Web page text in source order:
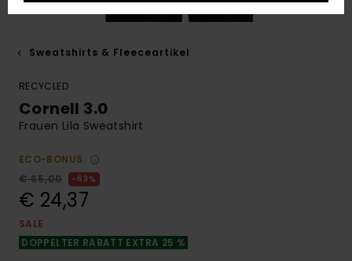
Sweatshirts & Fleeceartikel
RECYCLED
Cornell 3.0
Frauen Lila Sweatshirt
ECO-BONUS
€ 65,00
63%
€ 24,37
SALE
DOPPELTER RABATT EXTRA 25 %